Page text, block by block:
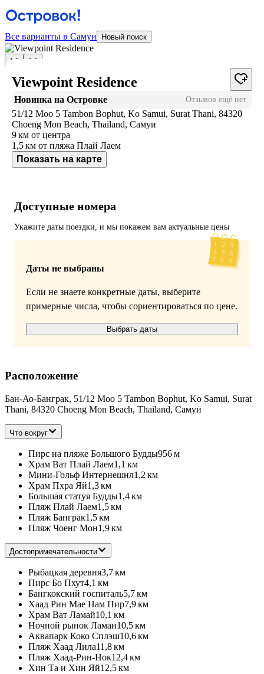
Все варианты в Самуи Новый поиск
Viewpoint Residence
Новинка на Островке Отзывов ещё нет
51/12 Moo 5 Tambon Bophut, Ko Samui, Surat Thani, 84320
Choeng Mon Beach, Thailand, Самуи
9 км от центра
1,5 км от пляжа Плай Лаем
Показать на карте
Доступные номера
Укажите даты поездки, и мы покажем вам актуальные цены
Даты не выбраны
Если не знаете конкретные даты, выберите
примерные числа, чтобы сориентироваться по цене.
Выбрать даты
Расположение
Бан-Ао-Банграк, 51/12 Moo 5 Tambon Bophut, Ko Samui, Surat
Thani, 84320 Choeng Mon Beach, Thailand, Самуи
Что вокруг
Пирс на пляже Большого Будды956 м
Храм Ват Плай Лаем1,1 км
Мини-Гольф Интернешнл1,2 км
Храм Пхра Яй1,3 км
Большая статуя Будды1,4 км
Пляж Плай Лаем1,5 км
Пляж Банграк1,5 км
Пляж Чоенг Мон1,9 км
Достопримечательности
Рыбацкая деревня3,7 км
Пирс Бо Пхут4,1 км
Бангкокский госпиталь5,7 км
Хаад Рин Мае Нам Пир7,9 км
Храм Ват Ламай10,1 км
Ночной рынок Ламаи10,5 км
Аквапарк Коко Сплэш10,6 км
Пляж Хаад Лила11,8 км
Пляж Хаад-Рин-Нок12,4 км
Хин Та и Хин Яй12,5 км